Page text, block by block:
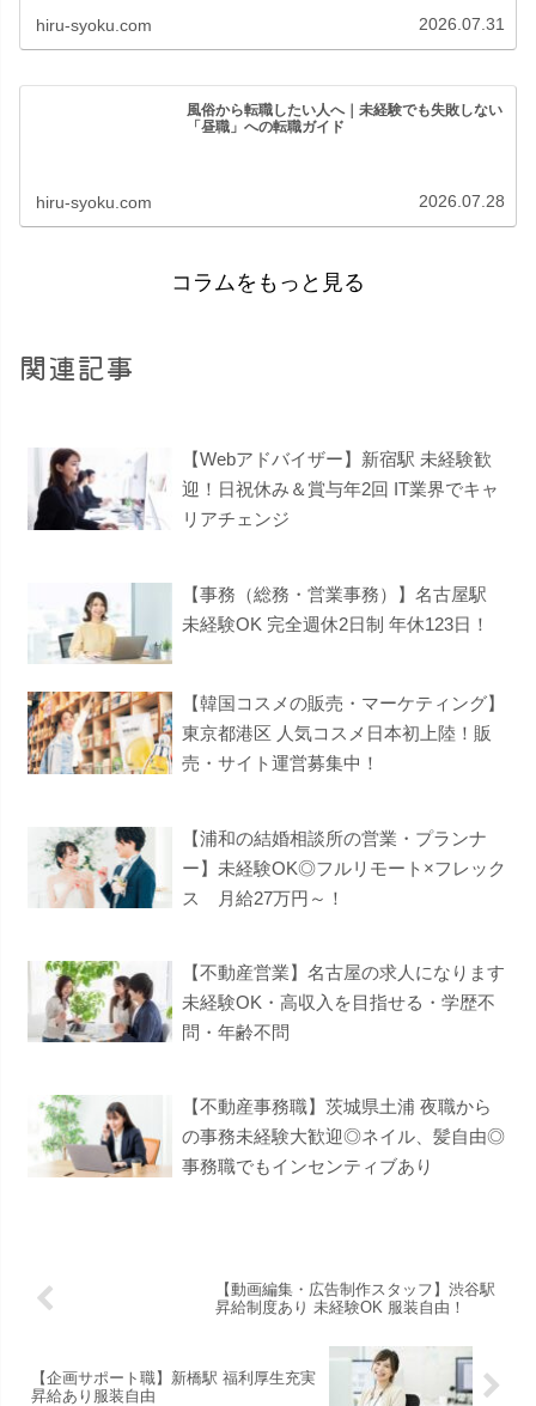
hiru-syoku.com 2026.07.31
風俗から転職したい人へ｜未経験でも失敗しない
「昼職」への転職ガイド
hiru-syoku.com 2026.07.28
コラムをもっと見る
関連記事
【Webアドバイザー】新宿駅 未経験歓
迎！日祝休み＆賞与年2回 IT業界でキャ
リアチェンジ
【事務（総務・営業事務）】名古屋駅
未経験OK 完全週休2日制 年休123日！
【韓国コスメの販売・マーケティング】
東京都港区 人気コスメ日本初上陸！販
売・サイト運営募集中！
【浦和の結婚相談所の営業・プランナ
ー】未経験OK◎フルリモート×フレック
ス 月給27万円～！
【不動産営業】名古屋の求人になります
未経験OK・高収入を目指せる・学歴不
問・年齢不問
【不動産事務職】茨城県土浦 夜職から
の事務未経験大歓迎◎ネイル、髪自由◎
事務職でもインセンティブあり
【動画編集・広告制作スタッフ】渋谷駅
昇給制度あり 未経験OK 服装自由！
【企画サポート職】新橋駅 福利厚生充実
昇給あり服装自由